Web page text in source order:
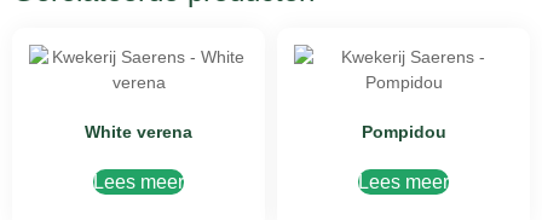
White verena
Lees meer
Pompidou
Lees meer